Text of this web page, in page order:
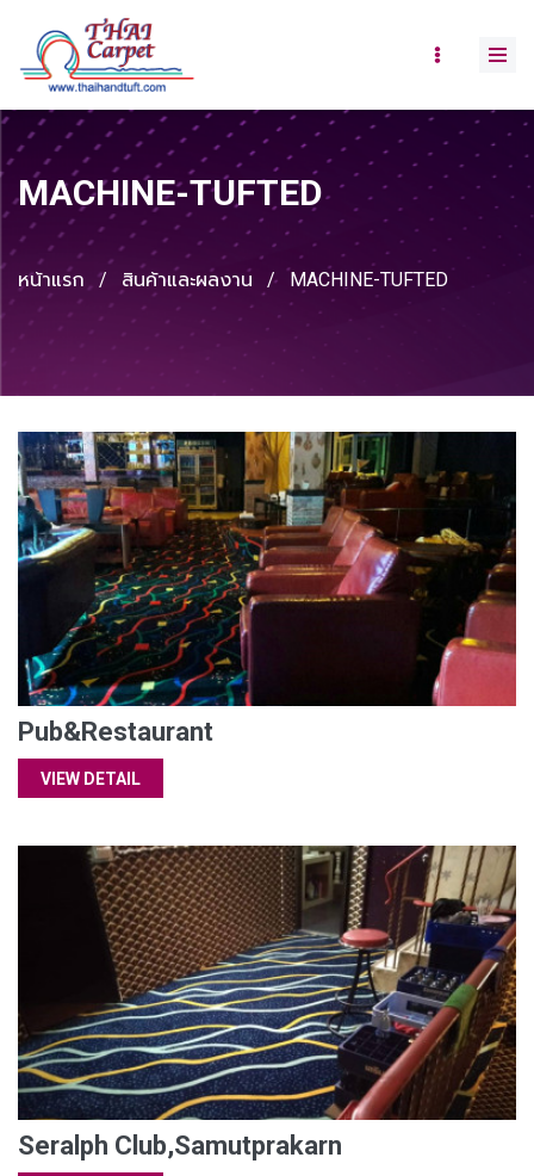
MACHINE-TUFTED
หน้าแรก / สินค้าและผลงาน / MACHINE-TUFTED
Pub&Restaurant
VIEW DETAIL
Seralph Club,Samutprakarn